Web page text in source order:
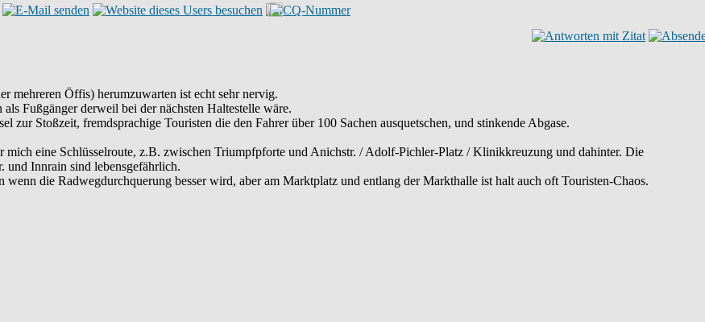
mehreren Öffis) herumzuwarten ist echt sehr nervig.
Fußgänger derweil bei der nächsten Haltestelle wäre.
zur Stoßzeit, fremdsprachige Touristen die den Fahrer über 100 Sachen ausquetschen, und stinkende Abgase.
eine Schlüsselroute, z.B. zwischen Triumpfpforte und Anichstr. / Adolf-Pichler-Platz / Klinikkreuzung und dahinter. Die
und Innrain sind lebensgefährlich.
die Radwegdurchquerung besser wird, aber am Marktplatz und entlang der Markthalle ist halt auch oft Touristen-Chaos.